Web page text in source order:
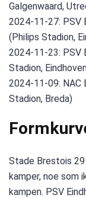
Galgenwaard,
2024-11-27: PSV
(Philips Stadion,
2024-11-23: PSV
Stadion,
2024-11-09: NAC
Stadion, Breda)
Stade Brestois
kamper, noe som
kampen. PSV